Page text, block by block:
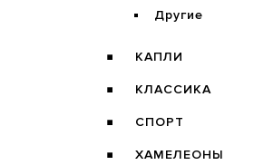
Другие
КАПЛИ
КЛАССИКА
СПОРТ
ХАМЕЛЕОНЫ